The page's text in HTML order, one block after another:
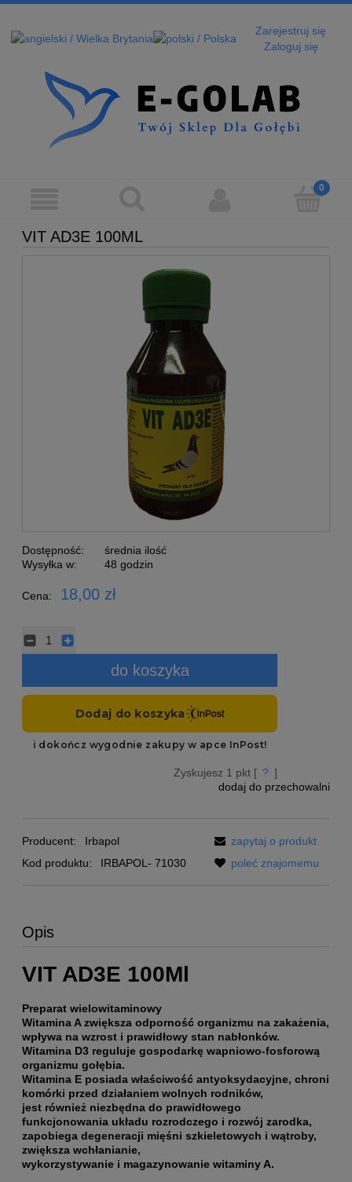
Zarejestruj się
Zaloguj się
VIT AD3E 100ML
Dostępność:
średnia ilość
Wysyłka w:
48 godzin
Cena: 18,00 zł
do koszyka
Zyskujesz 1 pkt [ ? ]
dodaj do przechowalni
Producent:
Irbapol
Kod produktu:
IRBAPOL- 71030
zapytaj o produkt
poleć znajomemu
Opis
VIT AD3E 100Ml
Preparat wielowitaminowy
Witamina A zwiększa odporność organizmu na zakażenia,
wpływa na wzrost i prawidłowy stan nabłonków.
Witamina D3 reguluje gospodarkę wapniowo-fosforową
organizmu gołębia.
Witamina E posiada właściwość antyoksydacyjne, chroni
komórki przed działaniem wolnych rodników,
jest również niezbędna do prawidłowego
funkcjonowania układu rozrodczego i rozwój zarodka,
zapobiega degeneracji mięśni szkieletowych i wątroby,
zwiększa wchłanianie,
wykorzystywanie i magazynowanie witaminy A.